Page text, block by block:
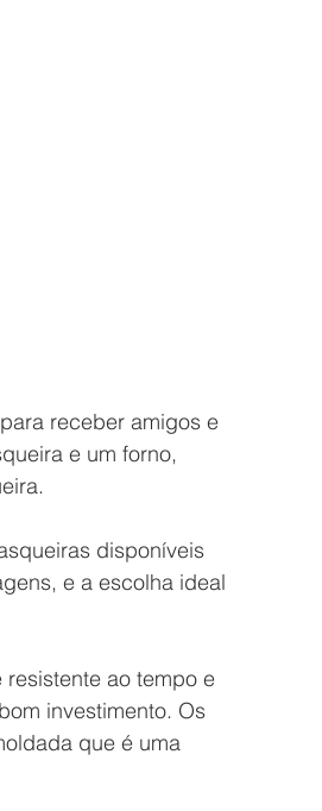
receber amigos e
e um forno,
disponíveis
e a escolha ideal
ao tempo e
investimento. Os
que é uma